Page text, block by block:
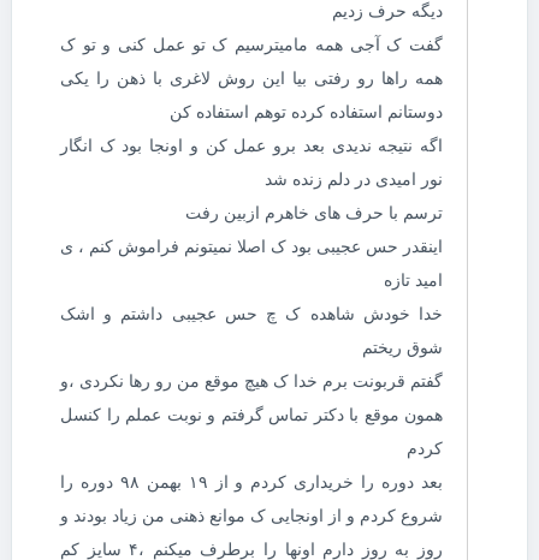
دیگه حرف زدیم
گفت ک آجی همه مامیترسیم ک تو عمل کنی و تو ک
همه راها رو رفتی بیا این روش لاغری با ذهن را یکی
دوستانم استفاده کرده توهم استفاده کن
اگه نتیجه ندیدی بعد برو عمل کن و اونجا بود ک انگار
نور امیدی در دلم زنده شد
ترسم با حرف های خاهرم ازبین رفت
اینقدر حس عجیبی بود ک اصلا نمیتونم فراموش کنم ، ی
امید تازه
خدا خودش شاهده ک چ حس عجیبی داشتم و اشک
شوق ریختم
گفتم قربونت برم خدا ک هیچ موقع من رو رها نکردی ،و
همون موقع با دکتر تماس گرفتم و نوبت عملم را کنسل
کردم
بعد دوره را خریداری کردم و از ۱۹ بهمن ۹۸ دوره را
شروع کردم و از اونجایی ک موانع ذهنی من زیاد بودند و
روز به روز دارم اونها را برطرف میکنم ،۴ سایز کم